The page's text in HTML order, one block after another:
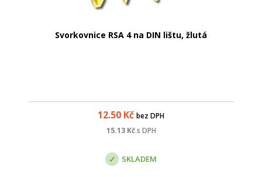
Svorkovnice RSA 4 na DIN lištu, žlutá
12.50 Kč bez DPH
15.13Kč s DPH
SKLADEM